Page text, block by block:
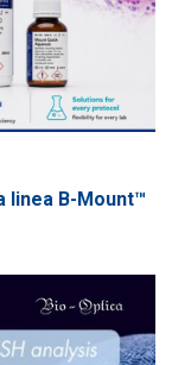
linea B-Mount™